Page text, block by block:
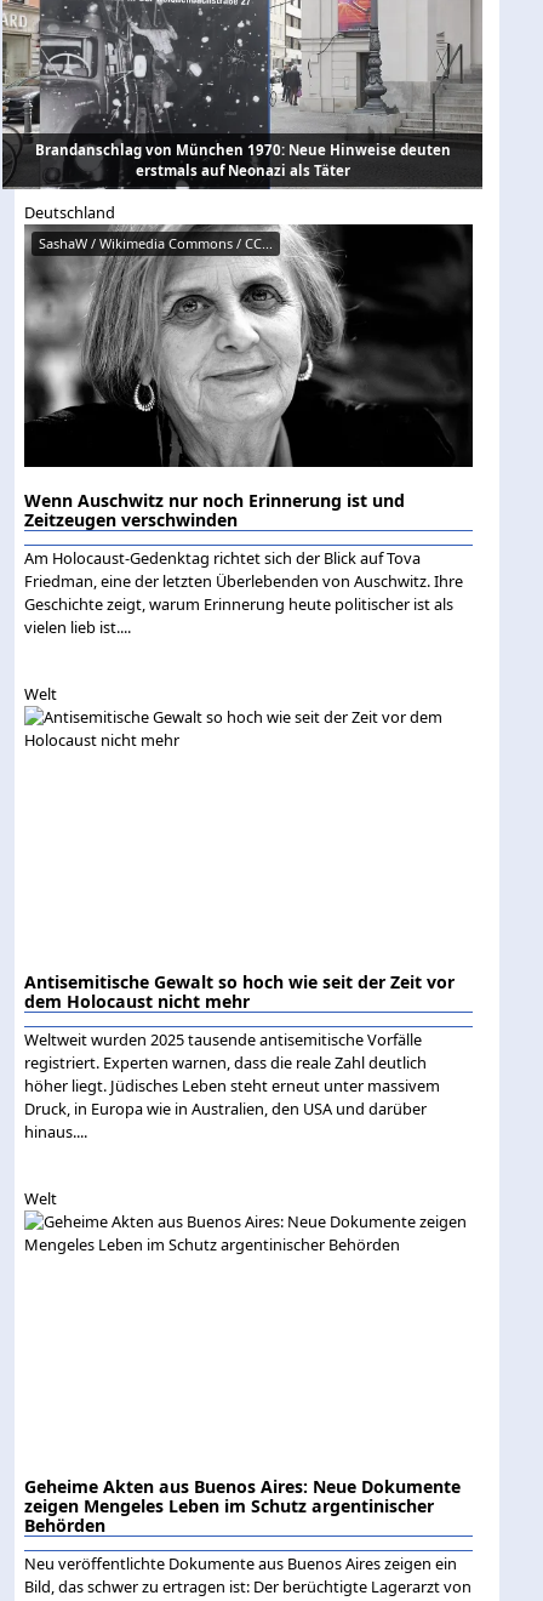
Brandanschlag von München 1970: Neue Hinweise deuten
erstmals auf Neonazi als Täter
Deutschland
SashaW / Wikimedia Commons / CC...
Wenn Auschwitz nur noch Erinnerung ist und
Zeitzeugen verschwinden
Am Holocaust-Gedenktag richtet sich der Blick auf Tova
Friedman, eine der letzten Überlebenden von Auschwitz. Ihre
Geschichte zeigt, warum Erinnerung heute politischer ist als
vielen lieb ist....
Welt
Antisemitische Gewalt so hoch wie seit der Zeit vor
dem Holocaust nicht mehr
Weltweit wurden 2025 tausende antisemitische Vorfälle
registriert. Experten warnen, dass die reale Zahl deutlich
höher liegt. Jüdisches Leben steht erneut unter massivem
Druck, in Europa wie in Australien, den USA und darüber
hinaus....
Welt
Geheime Akten aus Buenos Aires: Neue Dokumente
zeigen Mengeles Leben im Schutz argentinischer
Behörden
Neu veröffentlichte Dokumente aus Buenos Aires zeigen ein
Bild, das schwer zu ertragen ist: Der berüchtigte Lagerarzt von